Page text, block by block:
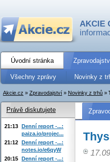
AKCIE
Úvodní stránka
Všechny zprávy Novinky z
Akcie.cz » Zpravodajství » Novinky z trhů »
Právě diskutujete
21:13 Denní report -...:
paiza.io/projec...
21:12 Denní report -...:
notes.io/e6qyW
20:15 Denní report -...: